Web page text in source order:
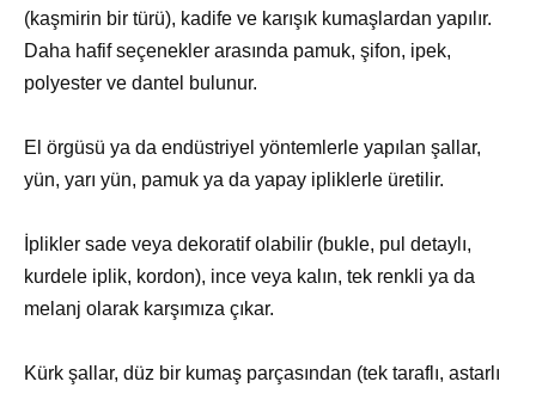
(kaşmirin bir türü), kadife ve karışık kumaşlardan yapılır.
Daha hafif seçenekler arasında pamuk, şifon, ipek,
polyester ve dantel bulunur.
El örgüsü ya da endüstriyel yöntemlerle yapılan şallar,
yün, yarı yün, pamuk ya da yapay ipliklerle üretilir.
İplikler sade veya dekoratif olabilir (bukle, pul detaylı,
kurdele iplik, kordon), ince veya kalın, tek renkli ya da
melanj olarak karşımıza çıkar.
Kürk şallar, düz bir kumaş parçasından (tek taraflı, astarlı